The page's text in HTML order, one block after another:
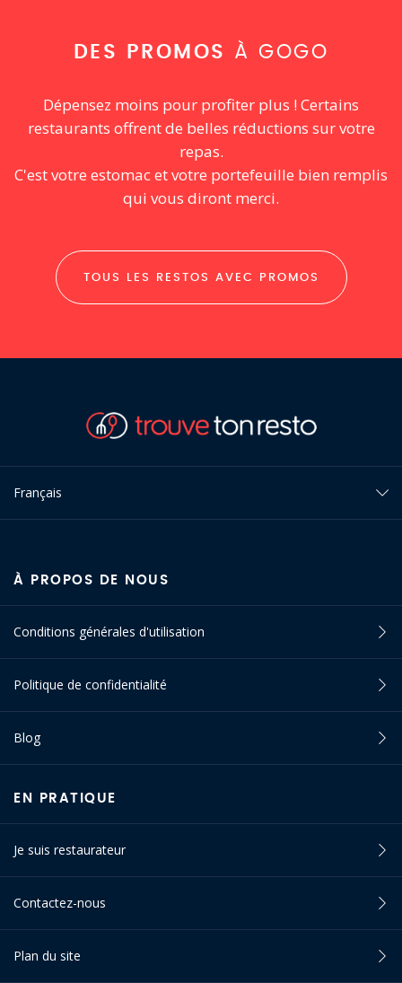
DES PROMOS À GOGO
Dépensez moins pour profiter plus ! Certains
restaurants offrent de belles réductions sur votre
repas.
C'est votre estomac et votre portefeuille bien remplis
qui vous diront merci.
TOUS LES RESTOS AVEC PROMOS
Français
À PROPOS DE NOUS
Conditions générales d'utilisation
Politique de confidentialité
Blog
EN PRATIQUE
Je suis restaurateur
Contactez-nous
Plan du site